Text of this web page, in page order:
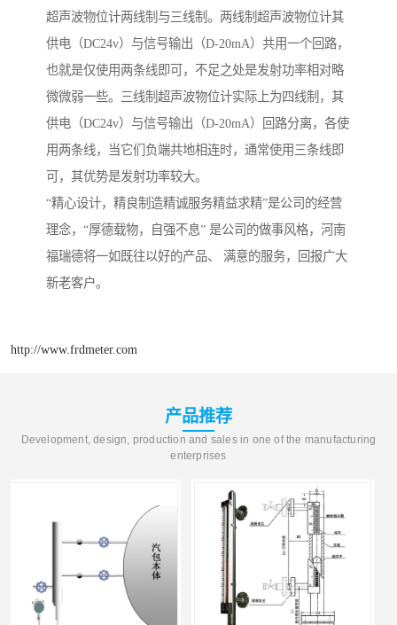
超声波物位计两线制与三线制。两线制超声波物位计其
供电（DC24v）与信号输出（D-20mA）共用一个回路，
也就是仅使用两条线即可，不足之处是发射功率相对略
微微弱一些。三线制超声波物位计实际上为四线制，其
供电（DC24v）与信号输出（D-20mA）回路分离，各使
用两条线，当它们负端共地相连时，通常使用三条线即
可，其优势是发射功率较大。
“精心设计，精良制造精诚服务精益求精”是公司的经营
理念，“厚德载物，自强不息” 是公司的做事风格，河南
福瑞德将一如既往以好的产品、 满意的服务，回报广大
新老客户。
http://www.frdmeter.com
产品推荐
Development, design, production and sales in one of the manufacturing
enterprises